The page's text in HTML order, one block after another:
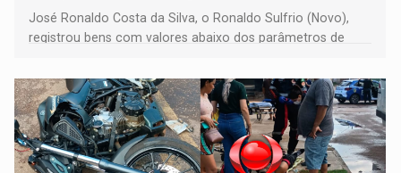
José Ronaldo Costa da Silva, o Ronaldo Sulfrio (Novo),
registrou bens com valores abaixo dos parâmetros de
milhões